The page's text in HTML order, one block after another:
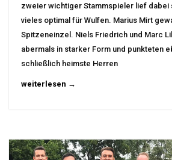
zweier wichtiger Stammspieler lief dabei
vieles optimal für Wulfen. Marius Mirt
Spitzeneinzel. Niels Friedrich und Marc
abermals in starker Form und punkteten
schließlich heimste Herren
weiterlesen →